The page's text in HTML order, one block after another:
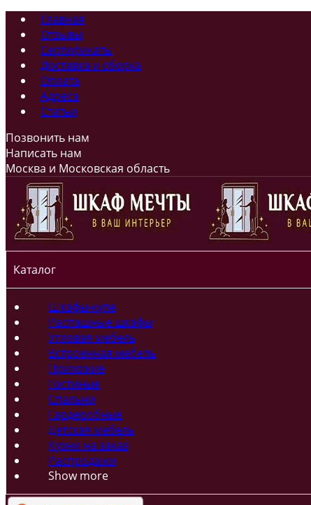
Главная
Отзывы
Сертификаты
Доставка и сборка
Оплата
Адреса
Статьи
Позвонить нам
Написать нам
Москва и Московская область
Каталог
Шкафы-купе
Распашные шкафы
Угловая мебель
Встроенная мебель
Прихожие
Гостиные
Спальни
Гардеробные
Детская мебель
Кухни на заказ
Распродажи
Show more